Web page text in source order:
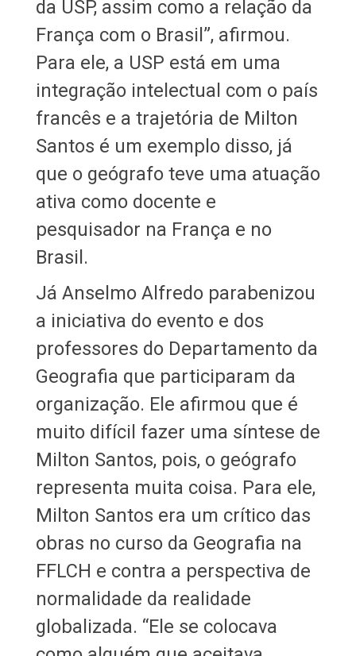
da USP, assim como a relação da
França com o Brasil”, afirmou.
Para ele, a USP está em uma
integração intelectual com o país
francês e a trajetória de Milton
Santos é um exemplo disso, já
que o geógrafo teve uma atuação
ativa como docente e
pesquisador na França e no
Brasil.
Já Anselmo Alfredo parabenizou
a iniciativa do evento e dos
professores do Departamento da
Geografia que participaram da
organização. Ele afirmou que é
muito difícil fazer uma síntese de
Milton Santos, pois, o geógrafo
representa muita coisa. Para ele,
Milton Santos era um crítico das
obras no curso da Geografia na
FFLCH e contra a perspectiva de
normalidade da realidade
globalizada. “Ele se colocava